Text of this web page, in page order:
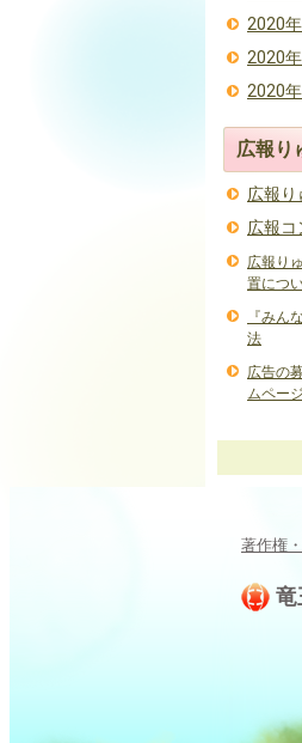
2020
2020
2020
広報り
広報り
広報コ
広報り
置につ
『みん
法
広告の
ムページ
著作権
竜